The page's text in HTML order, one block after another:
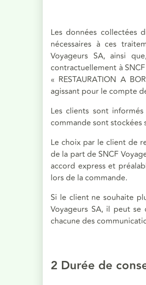
Les données collectées
nécessaires à ces
Voyageurs SA, ainsi
contractuellement à
« RESTAURATION A
agissant pour le compte
Les clients sont
commande sont stockées
Le choix par le client de
de la part de SNCF
accord express et
lors de la commande.
Si le client ne souhaite
Voyageurs SA, il peut
chacune des
2 Durée de